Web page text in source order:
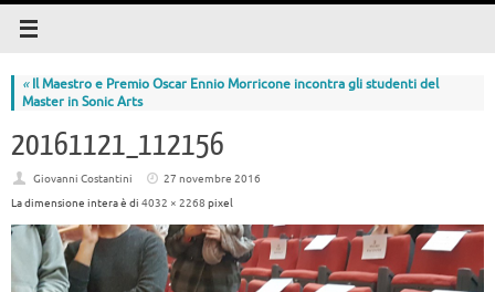
«Il Maestro e Premio Oscar Ennio Morricone incontra gli studenti del
Master in Sonic Arts
20161121_112156
Giovanni Costantini
27 novembre 2016
La dimensione intera è di 4032 × 2268 pixel